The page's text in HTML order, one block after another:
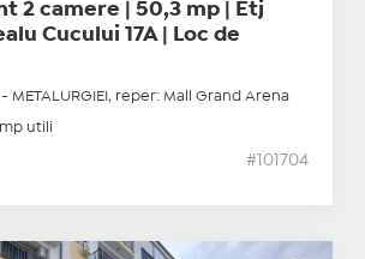
2 camere | 50,3 mp | Etj
Cucului 17A | Loc de
METALURGIEI, reper: Mall Grand Arena
utili
#101704